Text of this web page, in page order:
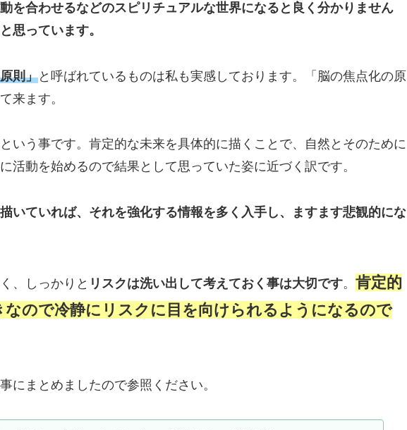
を合わせるなどのスピリチュアルな世界になると良く分かりません
思っています。
則」と呼ばれているものは私も実感しております。「脳の焦点化の原
来ます。
いう事です。肯定的な未来を具体的に描くことで、自然とそのために
活動を始めるので結果として思っていた姿に近づく訳です。
いていれば、それを強化する情報を多く入手し、ますます悲観的にな
、しっかりと リスクは洗い出して考えておく事は大切です。 肯定的
なので冷静にリスクに目を向けられるようになるので
にまとめましたので参照ください。